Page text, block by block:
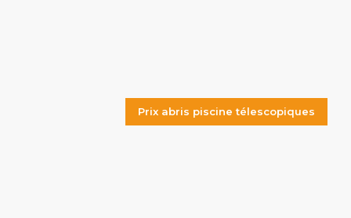
Prix abris piscine télescopiques